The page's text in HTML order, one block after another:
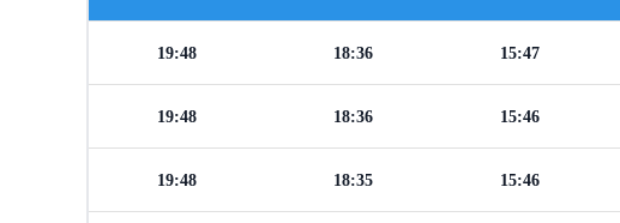
15:47
18:36
19:48
15:46
18:36
19:48
15:46
18:35
19:48